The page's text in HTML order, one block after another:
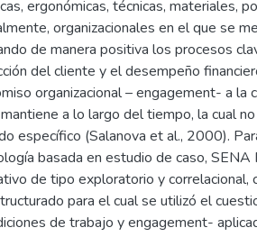
ergonómicas, técnicas, materiales,
organizacionales en el que se
de manera positiva los procesos
del cliente y el desempeño
organizacional – engagement- a la
a lo largo del tiempo, la cual
específico (Salanova et al., 2000).
basada en estudio de caso, SENA
de tipo exploratorio y correlacional,
para el cual se utilizó el
de trabajo y engagement-